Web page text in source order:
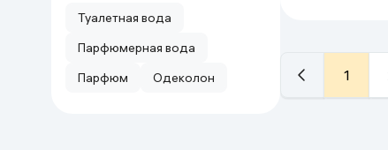
Туалетная вода
Парфюмерная вода
Парфюм
Одеколон 1